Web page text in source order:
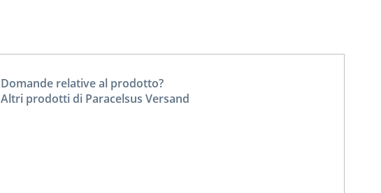
Domande relative al prodotto?
Altri prodotti di Paracelsus Versand